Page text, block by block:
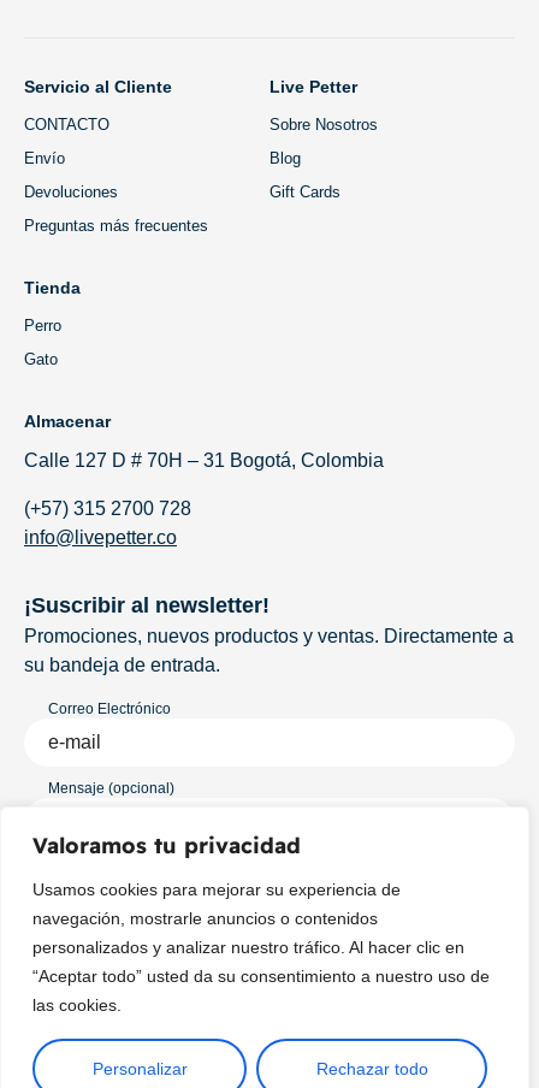
Valoramos tu privacidad
Usamos cookies para mejorar su experiencia de
navegación, mostrarle anuncios o contenidos
personalizados y analizar nuestro tráfico. Al hacer clic en
“Aceptar todo” usted da su consentimiento a nuestro uso de
las cookies.
Personalizar Rechazar todo
Servicio al Cliente
CONTACTO
Envío
Devoluciones
Preguntas más frecuentes
Live Petter
Sobre Nosotros
Blog
Gift Cards
Tienda
Perro
Gato
Almacenar
Calle 127 D # 70H – 31 Bogotá, Colombia
(+57) 315 2700 728
info@livepetter.co
Copyright © 2025 ¦ livepetter: Todos los derechos reservados.
¡Suscribir al newsletter!
Promociones, nuevos productos y ventas. Directamente a
su bandeja de entrada.
Correo Electrónico
Mensaje (opcional)
Suscribir